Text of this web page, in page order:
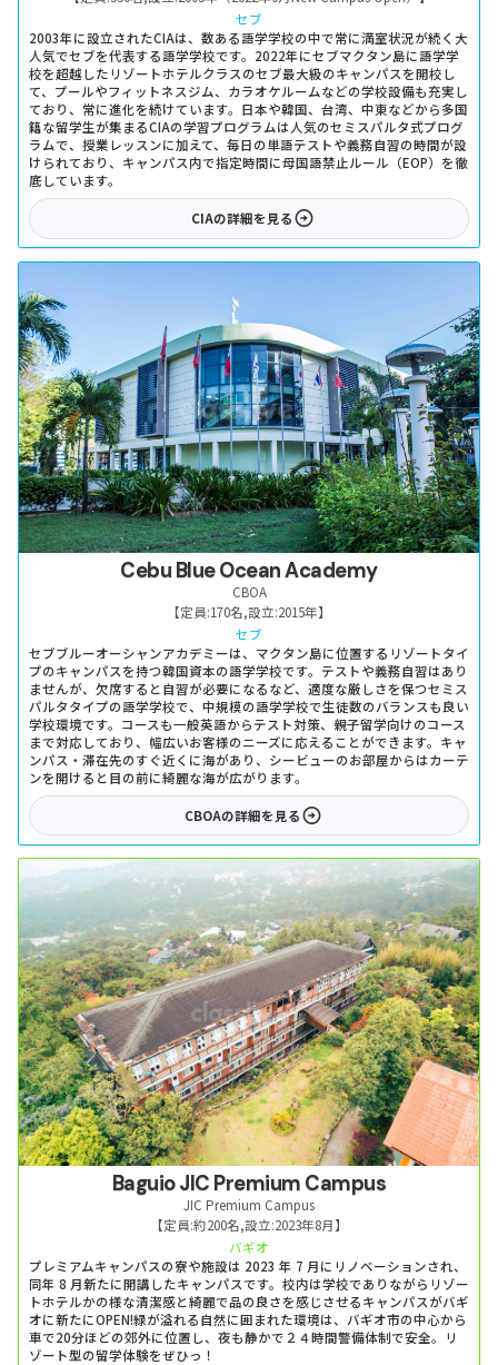
セブ
2003年に設立されたCIAは、数ある語学学校の中で常に満室状況が続く大
人気でセブを代表する語学学校です。2022年にセブマクタン島に語学学
校を超越したリゾートホテルクラスのセブ最大級のキャンパスを開校し
て、プールやフィットネスジム、カラオケルームなどの学校設備も充実し
ており、常に進化を続けています。日本や韓国、台湾、中東などから多国
籍な留学生が集まるCIAの学習プログラムは人気のセミスパルタ式プログ
ラムで、授業レッスンに加えて、毎日の単語テストや義務自習の時間が設
けられており、キャンパス内で指定時間に母国語禁止ルール（EOP）を徹
底しています。
CIAの詳細を見る
Cebu Blue Ocean Academy
CBOA
【定員:170名,設立:2015年】
セブ
セブブルーオーシャンアカデミーは、マクタン島に位置するリゾートタイ
プのキャンパスを持つ韓国資本の語学学校です。テストや義務自習はあり
ませんが、欠席すると自習が必要になるなど、適度な厳しさを保つセミス
パルタタイプの語学学校で、中規模の語学学校で生徒数のバランスも良い
学校環境です。コースも一般英語からテスト対策、親子留学向けのコース
まで対応しており、幅広いお客様のニーズに応えることができます。キャ
ンパス・滞在先のすぐ近くに海があり、シービューのお部屋からはカーテ
ンを開けると目の前に綺麗な海が広がります。
CBOAの詳細を見る
Baguio JIC Premium Campus
JIC Premium Campus
【定員:約200名,設立:2023年8月】
バギオ
プレミアムキャンパスの寮や施設は 2023 年 7 月にリノベーションされ、
同年 8 月新たに開講したキャンパスです。校内は学校でありながらリゾー
トホテルかの様な清潔感と綺麗で品の良さを感じさせるキャンパスがバギ
オに新たにOPEN!緑が溢れる自然に囲まれた環境は、バギオ市の中心から
車で20分ほどの郊外に位置し、夜も静かで２４時間警備体制で安全。リ
ゾート型の留学体験をぜひっ！